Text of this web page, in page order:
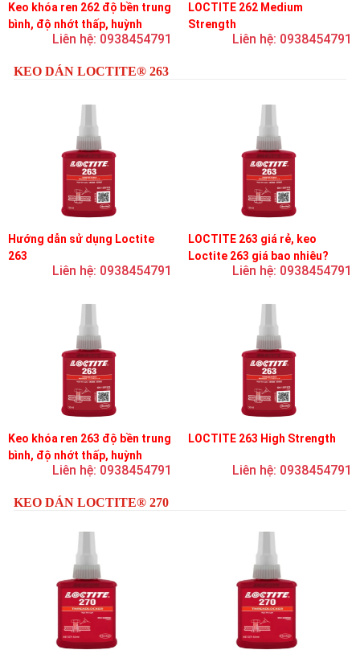
Keo khóa ren 262 độ bền trung
bình, độ nhớt thấp, huỳnh
Liên hệ: 0938454791
LOCTITE 262 Medium
Strength
Liên hệ: 0938454791
KEO DÁN LOCTITE® 263
Hướng dẫn sử dụng Loctite
263
Liên hệ: 0938454791
LOCTITE 263 giá rẻ, keo
Loctite 263 giá bao nhiêu?
Liên hệ: 0938454791
Keo khóa ren 263 độ bền trung
bình, độ nhớt thấp, huỳnh
Liên hệ: 0938454791
LOCTITE 263 High Strength
Liên hệ: 0938454791
KEO DÁN LOCTITE® 270